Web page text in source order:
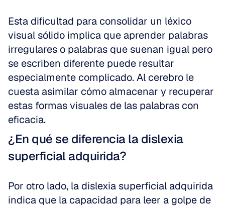
Esta dificultad para consolidar un léxico
visual sólido implica que aprender palabras
irregulares o palabras que suenan igual pero
se escriben diferente puede resultar
especialmente complicado. Al cerebro le
cuesta asimilar cómo almacenar y recuperar
estas formas visuales de las palabras con
eficacia.
¿En qué se diferencia la dislexia
superficial adquirida?
Por otro lado, la dislexia superficial adquirida
indica que la capacidad para leer a golpe de